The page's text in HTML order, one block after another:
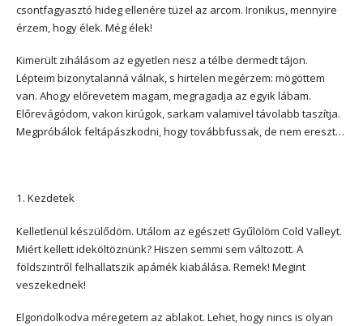
csontfagyasztó hideg ellenére tüzel az arcom. Ironikus, mennyire
érzem, hogy élek. Még élek!
Kimerült zihálásom az egyetlen nesz a télbe dermedt tájon.
Lépteim bizonytalanná válnak, s hirtelen megérzem: mögöttem
van. Ahogy előrevetem magam, megragadja az egyik lábam.
Előrevágódom, vakon kirúgok, sarkam valamivel távolabb taszítja.
Megpróbálok feltápászkodni, hogy továbbfussak, de nem ereszt…
1. Kezdetek
Kelletlenül készülődöm. Utálom az egészet! Gyűlölöm Cold Valleyt.
Miért kellett ideköltöznünk? Hiszen semmi sem változott. A
földszintről felhallatszik apámék kiabálása. Remek! Megint
veszekednek!
Elgondolkodva méregetem az ablakot. Lehet, hogy nincs is olyan